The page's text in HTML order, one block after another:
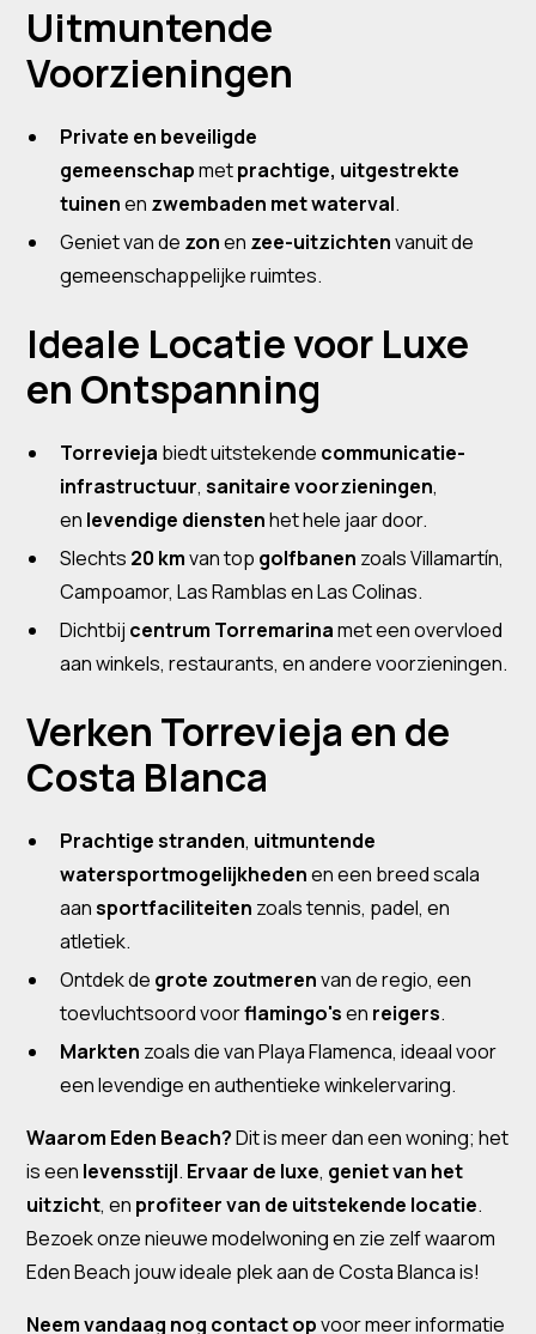
Uitmuntende
Voorzieningen
Private en beveiligde
gemeenschapmetprachtige, uitgestrekte
tuinenen zwembaden met waterval.
Geniet van de zonen zee-uitzichtenvanuit de
gemeenschappelijke ruimtes.
Ideale Locatie voor Luxe
en Ontspanning
Torrevieja biedt uitstekende communicatie-
infrastructuur,sanitaire voorzieningen,
en levendige dienstenhet hele jaar door.
Slechts 20 kmvan top golfbanen zoals Villamartín,
Campoamor, Las Ramblas en Las Colinas.
Dichtbij centrum Torremarinamet een overvloed
aan winkels, restaurants, en andere voorzieningen.
Verken Torrevieja en de
Costa Blanca
Prachtige stranden, uitmuntende
watersportmogelijkhedenen een breed scala
aansportfaciliteiten zoals tennis, padel, en
atletiek.
Ontdek de grote zoutmerenvan de regio, een
toevluchtsoord voorflamingo'sen reigers.
Markten zoals die van Playa Flamenca, ideaal voor
een levendige en authentieke winkelervaring.
Waarom Eden Beach?Dit is meer dan een woning; het
is een levensstijl. Ervaar de luxe, geniet van het
uitzicht, en profiteer van de uitstekende locatie.
Bezoek onze nieuwe modelwoning en zie zelf waarom
Eden Beach jouw ideale plek aan de Costa Blanca is!
Neem vandaag nog contact opvoor meer informatie